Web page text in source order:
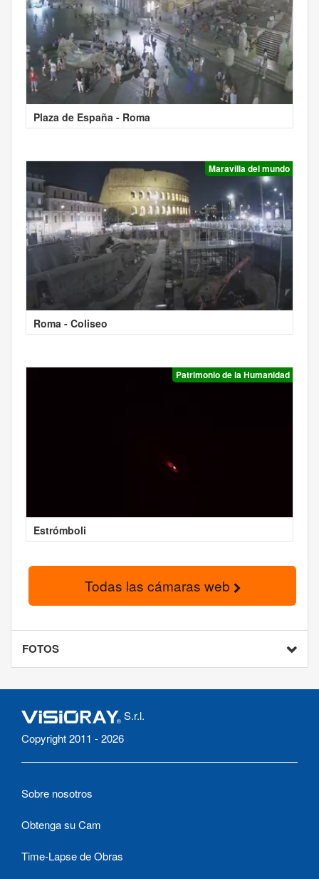
Plaza de España - Roma
Maravilla del mundo
Roma - Coliseo
Patrimonio de la Humanidad
Estrómboli
Todas las cámaras web
FOTOS
S.r.l.
Copyright 2011 - 2026
Sobre nosotros
Obtenga su Cam
Time-Lapse de Obras